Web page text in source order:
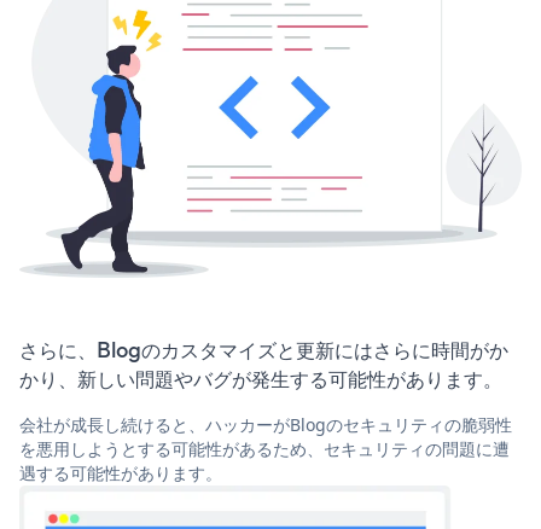
さらに、Blogのカスタマイズと更新にはさらに時間がか
かり、新しい問題やバグが発生する可能性があります。
会社が成長し続けると、ハッカーがBlogのセキュリティの脆弱性
を悪用しようとする可能性があるため、セキュリティの問題に遭
遇する可能性があります。